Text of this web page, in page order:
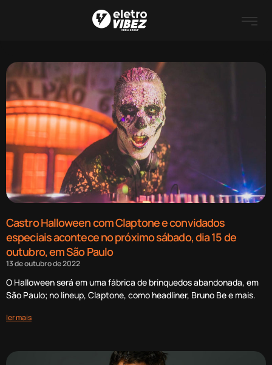
Castro Halloween com Claptone e convidados
especiais acontece no próximo sábado, dia 15 de
outubro, em São Paulo
13 de outubro de 2022
O Halloween será em uma fábrica de brinquedos abandonada, em
São Paulo; no lineup, Claptone, como headliner, Bruno Be e mais.
ler mais